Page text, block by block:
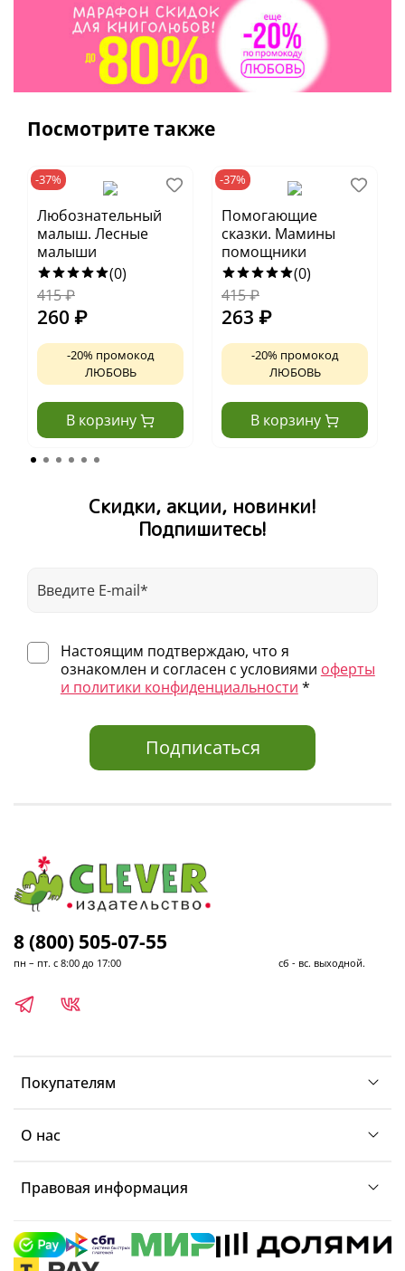
Посмотрите также
-37%
Любознательный
малыш. Лесные
малыши
(0)
415₽
260 ₽
-20% промокод
ЛЮБОВЬ
В корзину
-37%
Помогающие
сказки. Мамины
помощники
(0)
415₽
263 ₽
-20% промокод
ЛЮБОВЬ
В корзину
Скидки, акции, новинки!
Подпишитесь!
Настоящим подтверждаю, что я
ознакомлен и согласен с условиями оферты
и политики конфиденциальности *
Подписаться
Покупателям
О нас
Правовая информация
8 (800) 505-07-55
пн – пт. с 8:00 до 17:00 сб - вс. выходной.